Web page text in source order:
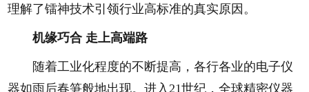
理解了镭神技术引领行业高标准的真实原因。
机缘巧合 走上高端路
随着工业化程度的不断提高，各行各业的电子仪
器如雨后春笋般地出现。进入21世纪，全球精密仪器